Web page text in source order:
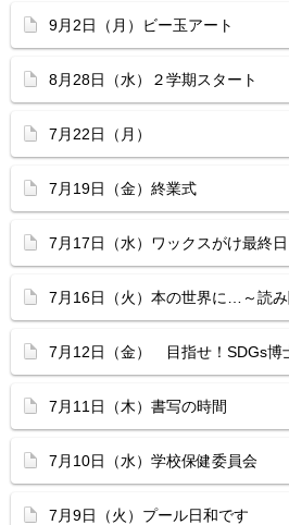
9月2日（月）ビー玉アート
8月28日（水）２学期スタート
7月22日（月）
7月19日（金）終業式
7月17日（水）ワックスがけ最終日
7月16日（火）本の世界に…～読み
7月12日（金） 目指せ！SDGs博
7月11日（木）書写の時間
7月10日（水）学校保健委員会
7月9日（火）プール日和です